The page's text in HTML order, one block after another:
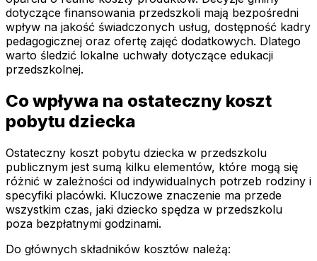
dotyczące finansowania przedszkoli mają bezpośredni
wpływ na jakość świadczonych usług, dostępność kadry
pedagogicznej oraz ofertę zajęć dodatkowych. Dlatego
warto śledzić lokalne uchwały dotyczące edukacji
przedszkolnej.
Co wpływa na ostateczny koszt
pobytu dziecka
Ostateczny koszt pobytu dziecka w przedszkolu
publicznym jest sumą kilku elementów, które mogą się
różnić w zależności od indywidualnych potrzeb rodziny i
specyfiki placówki. Kluczowe znaczenie ma przede
wszystkim czas, jaki dziecko spędza w przedszkolu
poza bezpłatnymi godzinami.
Do głównych składników kosztów należą: